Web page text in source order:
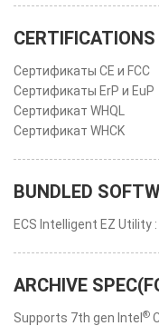
CERTIFICATIONS
Сертификаты CE и FCC
Сертификаты ErP и EuP
Сертификат WHQL
Сертификат WHCK
BUNDLED
ECS Intelligent EZ Utility :
ARCHIVE
Supports 7th gen Intel ®